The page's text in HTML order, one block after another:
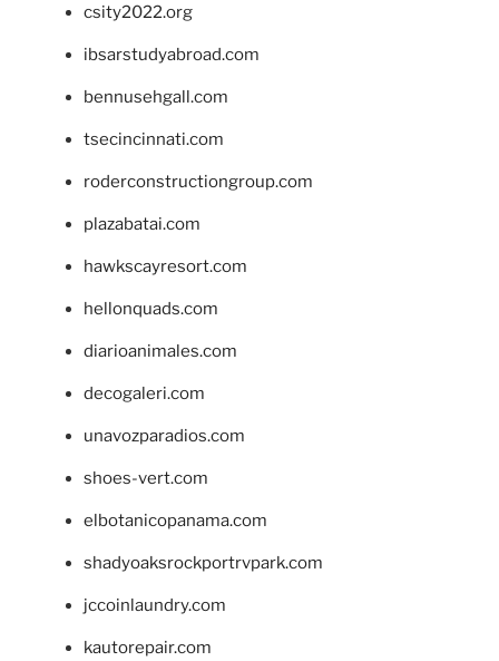
csity2022.org
ibsarstudyabroad.com
bennusehgall.com
tsecincinnati.com
roderconstructiongroup.com
plazabatai.com
hawkscayresort.com
hellonquads.com
diarioanimales.com
decogaleri.com
unavozparadios.com
shoes-vert.com
elbotanicopanama.com
shadyoaksrockportrvpark.com
jccoinlaundry.com
kautorepair.com